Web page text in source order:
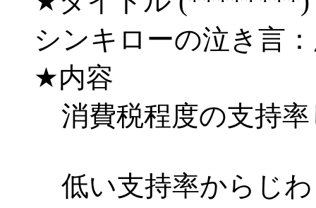
シンキローの泣き言
★内容
消費税程度の支持
低い支持率からじわ